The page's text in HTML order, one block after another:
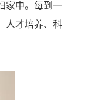
家中。每到一
人才培养、科